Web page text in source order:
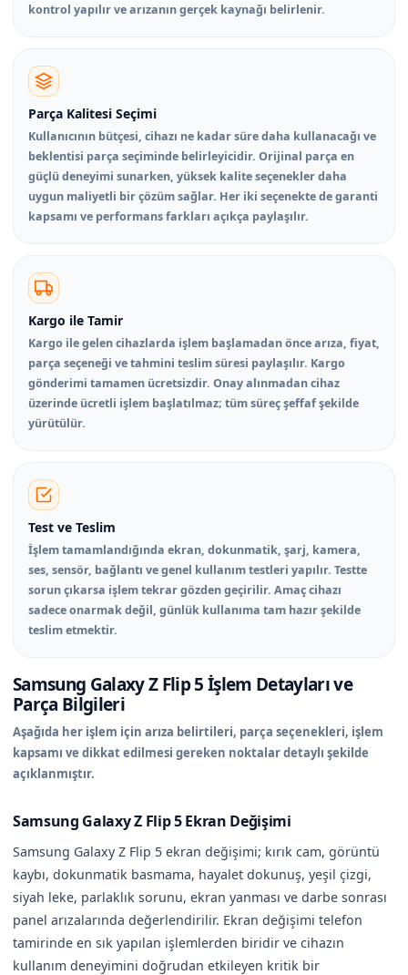
kontrol yapılır ve arızanın gerçek kaynağı belirlenir.
Parça Kalitesi Seçimi
Kullanıcının bütçesi, cihazı ne kadar süre daha kullanacağı ve
beklentisi parça seçiminde belirleyicidir. Orijinal parça en
güçlü deneyimi sunarken, yüksek kalite seçenekler daha
uygun maliyetli bir çözüm sağlar. Her iki seçenekte de garanti
kapsamı ve performans farkları açıkça paylaşılır.
Kargo ile Tamir
Kargo ile gelen cihazlarda işlem başlamadan önce arıza, fiyat,
parça seçeneği ve tahmini teslim süresi paylaşılır. Kargo
gönderimi tamamen ücretsizdir. Onay alınmadan cihaz
üzerinde ücretli işlem başlatılmaz; tüm süreç şeffaf şekilde
yürütülür.
Test ve Teslim
İşlem tamamlandığında ekran, dokunmatik, şarj, kamera,
ses, sensör, bağlantı ve genel kullanım testleri yapılır. Testte
sorun çıkarsa işlem tekrar gözden geçirilir. Amaç cihazı
sadece onarmak değil, günlük kullanıma tam hazır şekilde
teslim etmektir.
Samsung Galaxy Z Flip 5 İşlem Detayları ve
Parça Bilgileri
Aşağıda her işlem için arıza belirtileri, parça seçenekleri, işlem
kapsamı ve dikkat edilmesi gereken noktalar detaylı şekilde
açıklanmıştır.
Samsung Galaxy Z Flip 5 Ekran Değişimi
Samsung Galaxy Z Flip 5 ekran değişimi; kırık cam, görüntü
kaybı, dokunmatik basmama, hayalet dokunuş, yeşil çizgi,
siyah leke, parlaklık sorunu, ekran yanması ve darbe sonrası
panel arızalarında değerlendirilir. Ekran değişimi telefon
tamirinde en sık yapılan işlemlerden biridir ve cihazın
kullanım deneyimini doğrudan etkileyen kritik bir